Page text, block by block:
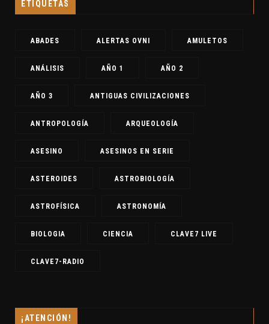
ETIQUETAS
ABADES ALERTAS OVNI AMULETOS
ANÁLISIS AÑO 1 AÑO 2
AÑO 3 ANTIGUAS CIVILIZACIONES
ANTROPOLOGÍA ARQUEOLOGÍA
ASESINO ASESINOS EN SERIE
ASTEROIDES ASTROBIOLOGÍA
ASTROFÍSICA ASTRONOMÍA
BIOLOGIA CIENCIA CLAVE7 LIVE
CLAVE7-RADIO
¡ATENCIÓN!